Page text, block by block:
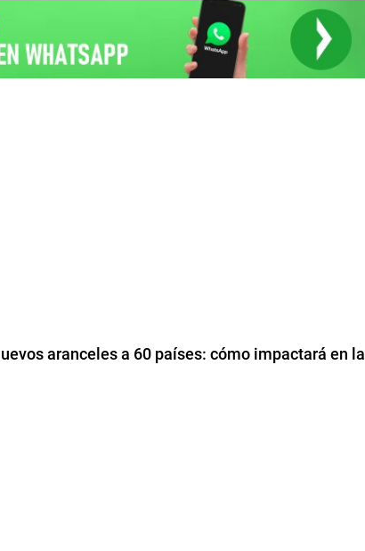
aranceles a 60 países: cómo impactará en la